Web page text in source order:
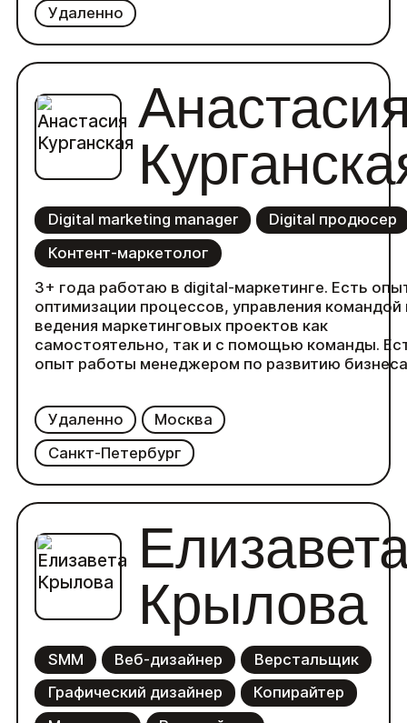
Удаленно
тимбилдинги для команд,
благотворительные мероприятия. Ищу
работу в сфере внутренних коммуникаций,
хочу выстраивать процессы с нуля,
планировать мероприятия и развивать
бренд работодателя.
Удаленно
Москва
Санкт-Петербург
Digital marketing manager
Digital продюсер
Контент-маркетолог
3+ года работаю в digital-маркетинге. Есть
оптимизации процессов, управления командой
ведения маркетинговых проектов как
самостоятельно, так и с помощью команды.
опыт работы менеджером по развитию
Крылова
SMM Веб-дизайнер
Верстальщик
Графический дизайнер
Копирайтер